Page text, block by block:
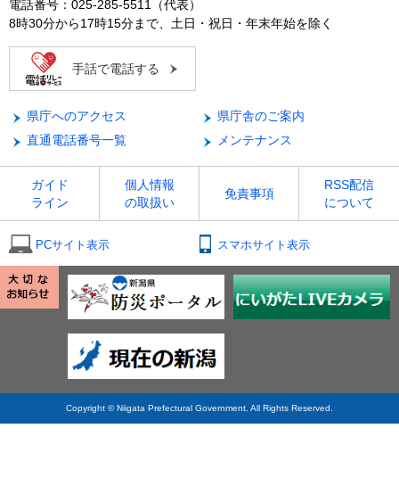
電話番号：025-285-5511（代表）
8時30分から17時15分まで、土日・祝日・年末年始を除く
手話で電話する
県庁へのアクセス
県庁舎のご案内
直通電話番号一覧
メンテナンス
ガイド
ライン
個人情報
の取扱い
免責事項
RSS配信
について
PCサイト表示 スマホサイト表示
Copyright © Niigata Prefectural Government. All Rights Reserved.